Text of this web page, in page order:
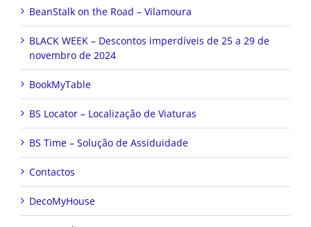
BeanStalk on the Road – Vilamoura
BLACK WEEK – Descontos imperdíveis de 25 a 29 de
novembro de 2024
BookMyTable
BS Locator – Localização de Viaturas
BS Time – Solução de Assiduidade
Contactos
DecoMyHouse